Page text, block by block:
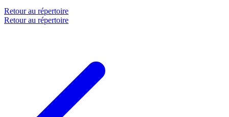
Retour au répertoire
Retour au répertoire